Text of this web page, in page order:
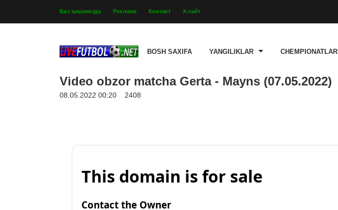
Биз ҳақимизда Реклама Контакт Х-сайт
BOSH SAXIFA YANGILIKLAR CHEMPIONATLAR
Video obzor matcha Gerta - Mayns (07.05.2022)
08.05.2022 00:20 2408